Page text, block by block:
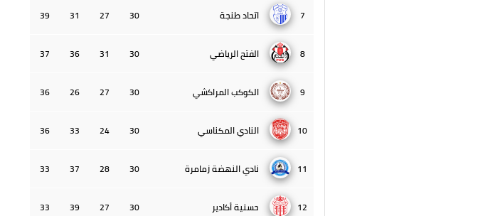
7 اتحاد طنجة 30
27
31
39
8 الفتح الرياضي 30
31
36
37
9 الكوكب المراكشي 30
27
26
36
10 النادي المكناسي 30
24
33
36
11 نادي النهضة زمامرة 30
28
37
33
12 حسنية أكادير 30
27
39
33